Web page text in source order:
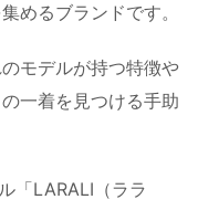
めるブランドです。
モデルが持つ特徴や
一着を見つける手助
「LARALI（ララ